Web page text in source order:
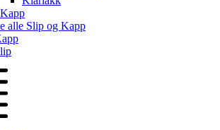
alle Slip og Kapp